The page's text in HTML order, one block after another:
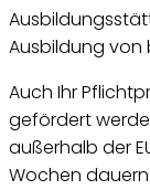
Ausbildung von
Auch Ihr
gefördert
außerhalb der
Wochen dauern.